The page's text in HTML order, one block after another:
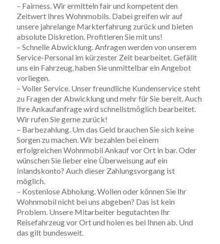
– Fairness. Wir ermitteln fair und kompetent den
Zeitwert Ihres Wohnmobils. Dabei greifen wir auf
unsere jahrelange Markterfahrung zurück und bieten
absolute Diskretion. Profitieren Sie mit uns!
– Schnelle Abwicklung. Anfragen werden von unserem
Service-Personal im kürzester Zeit bearbeitet. Gefällt
uns ein Fahrzeug, haben Sie unmittelbar ein Angebot
vorliegen.
– Voller Service. Unser freundliche Kundenservice steht
zu Fragen der Abwicklung und mehr für Sie bereit. Auch
Ihre Ankaufanfrage wird schnellstmöglich bearbeitet.
Wir rufen Sie gerne zurück!
– Barbezahlung. Um das Geld brauchen Sie sich keine
Sorgen zu machen. Wir bezahlen bei einem
erfolgreichen Wohnmobil Ankauf vor Ort in bar. Oder
wünschen Sie lieber eine Überweisung auf ein
Inlandskonto? Auch dieser Zahlungsvorgang ist
möglich.
– Kostenlose Abholung. Wollen oder können Sie Ihr
Wohnmobil nicht bei uns abgeben? Das ist kein
Problem. Unsere Mitarbeiter begutachten Ihr
Reisefahrzeug vor Ort und holen es bei Ihnen ab. Und
das gilt bundesweit.